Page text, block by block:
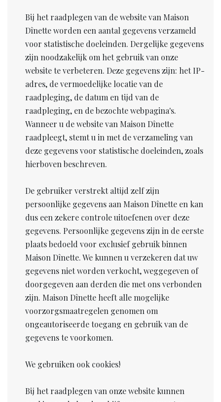
Bij het raadplegen van de website van Maison
Dînette worden een aantal gegevens verzameld
voor statistische doeleinden. Dergelijke gegevens
zijn noodzakelijk om het gebruik van onze
website te verbeteren. Deze gegevens zijn: het IP-
adres, de vermoedelijke locatie van de
raadpleging, de datum en tijd van de
raadpleging, en de bezochte webpagina's.
Wanneer u de website van Maison Dînette
raadpleegt, stemt u in met de verzameling van
deze gegevens voor statistische doeleinden, zoals
hierboven beschreven.
De gebruiker verstrekt altijd zelf zijn
persoonlijke gegevens aan Maison Dînette en kan
dus een zekere controle uitoefenen over deze
gegevens. Persoonlijke gegevens zijn in de eerste
plaats bedoeld voor exclusief gebruik binnen
Maison Dînette. We kunnen u verzekeren dat uw
gegevens niet worden verkocht, weggegeven of
doorgegeven aan derden die met ons verbonden
zijn. Maison Dînette heeft alle mogelijke
voorzorgsmaatregelen genomen om
ongeautoriseerde toegang en gebruik van de
gegevens te voorkomen.
We gebruiken ook cookies!
Bij het raadplegen van onze website kunnen